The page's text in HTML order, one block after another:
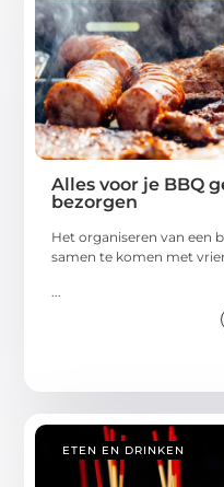
Alles voor je BBQ
bezorgen
Het organiseren van een
samen te komen met
...
ETEN EN DRINKEN